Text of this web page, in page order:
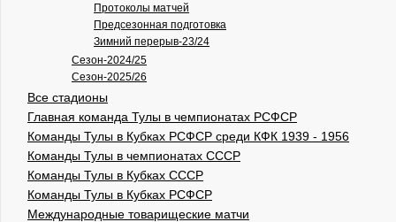
Протоколы матчей
Предсезонная подготовка
Зимний перерыв-23/24
Сезон-2024/25
Сезон-2025/26
Все стадионы
Главная команда Тулы в чемпионатах РСФСР
Команды Тулы в Кубках РСФСР среди КФК 1939 - 1956
Команды Тулы в чемпионатах СССР
Команды Тулы в Кубках СССР
Команды Тулы в Кубках РСФСР
Международные товарищеские матчи